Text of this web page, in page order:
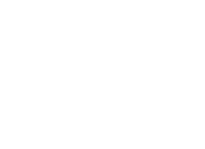
zu erhöhen oder zu reduzieren.